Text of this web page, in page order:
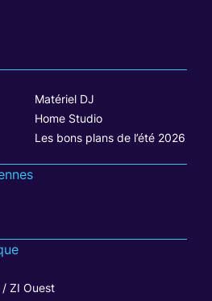
Matériel DJ
Home Studio
Les bons plans de l’été 2026
/ ZI Ouest